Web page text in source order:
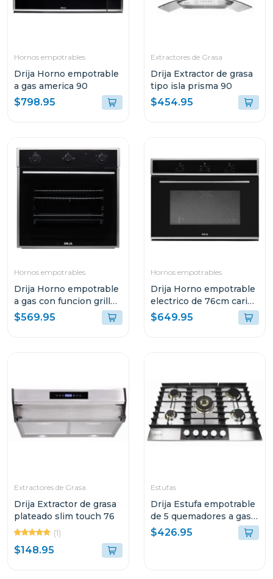
Hornos empotrables
Drija Horno empotrable
a gas america 90
$798.95
Extractores de Grasa
Drija Extractor de grasa
tipo isla prisma 90
$454.95
Hornos empotrables
Drija Horno empotrable
a gas con funcion grill
europa 60
$569.95
Hornos empotrables
Drija Horno empotrable
electrico de 76cm caribe
76
$649.95
Extractores de Grasa
Drija Extractor de grasa
plateado slim touch 76
(1)
$148.95
Estufas
Drija Estufa empotrable
de 5 quemadores a gas
livorno 76 professionale
$426.95